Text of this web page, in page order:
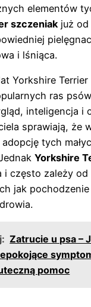
elementów
szczeniak już od
i lśniąca.
Yorkshire Terrier
ras
inteligencja i
sprawiają, że
tych
Yorkshire
i często zależy od
jak
Zatrucie u psa –
pomoc